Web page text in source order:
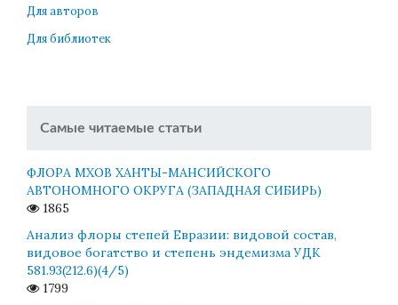
Для авторов
Для библиотек
Самые читаемые статьи
ФЛОРА МХОВ ХАНТЫ-МАНСИЙСКОГО
АВТОНОМНОГО ОКРУГА (ЗАПАДНАЯ СИБИРЬ)
1865
Анализ флоры степей Евразии: видовой состав,
видовое богатство и степень эндемизма УДК
581.93(212.6)(4/5)
1799